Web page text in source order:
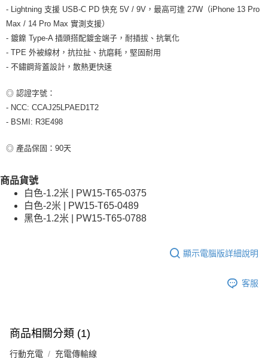
- Lightning 支援 USB‑C PD 快充 5V / 9V，最高可達 27W（iPhone 13 Pro
Max / 14 Pro Max 實測支援）
- 鍍鎳 Type‑A 插頭搭配鍍金端子，耐插拔、抗氧化
- TPE 外被線材，抗拉扯、抗磨耗，堅固耐用
- 不鏽鋼背蓋設計，散熱更快速
◎ 認證字號：
- NCC: CCAJ25LPAED1T2
- BSMI: R3E498
◎ 產品保固：90天
商品貨號
白色-1.2米 | PW15-T65-0375
白色-2米 | PW15-T65-0489
黑色-1.2米 | PW15-T65-0788
顯示電腦版詳細說明
客服
商品相關分類 (1)
行動充電 充電傳輸線